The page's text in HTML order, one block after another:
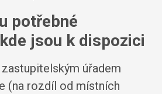
potřebné
jsou k dispozici
úřadem
(na rozdíl od místních